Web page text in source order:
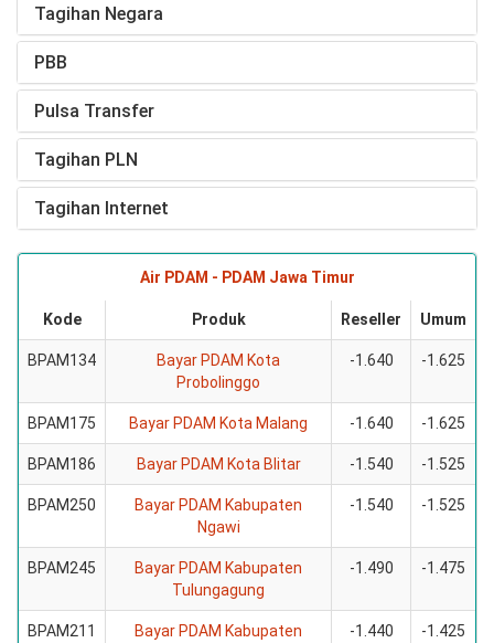
Tagihan Negara
PBB
Pulsa Transfer
Tagihan PLN
Tagihan Internet
Air PDAM - PDAM Jawa Timur
Kode Produk Reseller Umum
BPAM134
Bayar PDAM Kota
Probolinggo
-1.640 -1.625
BPAM175 Bayar PDAM Kota Malang -1.640 -1.625
BPAM186 Bayar PDAM Kota Blitar -1.540 -1.525
BPAM250
Bayar PDAM Kabupaten
Ngawi
-1.540 -1.525
BPAM245
Bayar PDAM Kabupaten
Tulungagung
-1.490 -1.475
BPAM211
Bayar PDAM Kabupaten
-1.440 -1.425